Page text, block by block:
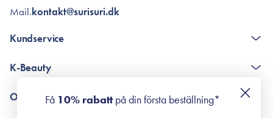
Mail.kontakt@surisuri.dk
Kundservice
Poängshop - frågor och svar
K-Beauty
Retinol för nybörjare
Om Surisuri
Få 10% rabattpå din första beställning*